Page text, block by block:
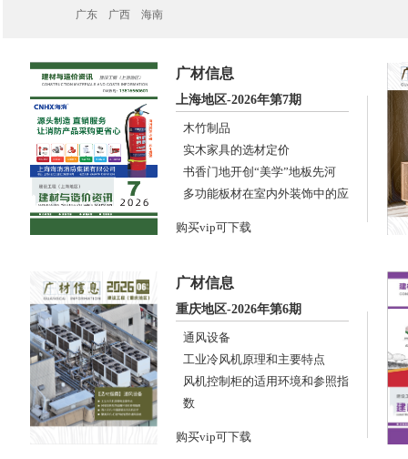
广东 广西 海南
广材信息
上海地区-2026年第7期
木竹制品
实木家具的选材定价
书香门地开创“美学”地板先河
多功能板材在室内外装饰中的应
购买vip可下载
广材信息
重庆地区-2026年第6期
通风设备
工业冷风机原理和主要特点
风机控制柜的适用环境和参照指
数
子
购买vip可下载